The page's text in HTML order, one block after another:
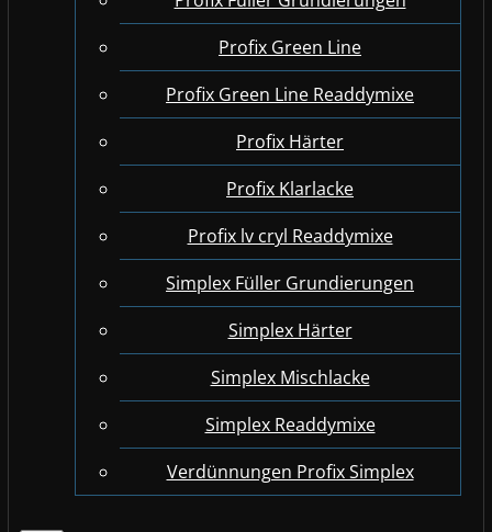
Profix Green Line
Profix Green Line Readdymixe
Profix Härter
Profix Klarlacke
Profix lv cryl Readdymixe
Simplex Füller Grundierungen
Simplex Härter
Simplex Mischlacke
Simplex Readdymixe
Verdünnungen Profix Simplex